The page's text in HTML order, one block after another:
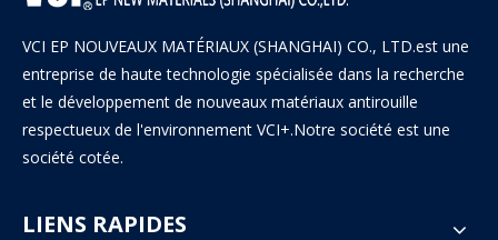
VCI EP NOUVEAUX MATÉRIAUX (SHANGHAI) CO., LTD.est une
entreprise de haute technologie spécialisée dans la recherche
et le développement de nouveaux matériaux antirouille
respectueux de l'environnement VCI+.Notre société est une
société cotée.
LIENS RAPIDES